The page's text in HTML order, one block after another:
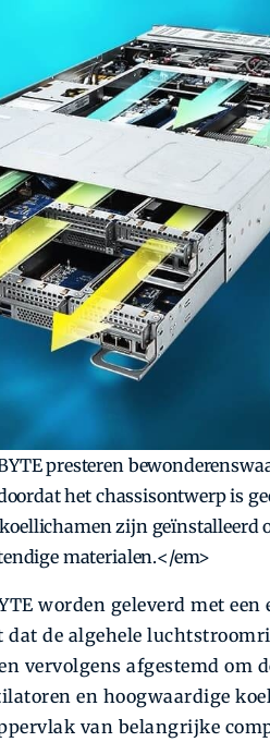
presteren
het chassisontwerp is
zijn geïnstalleerd
materialen.</em>
worden geleverd met
de algehele
vervolgens afgestemd om
en hoogwaardige
van belangrijke